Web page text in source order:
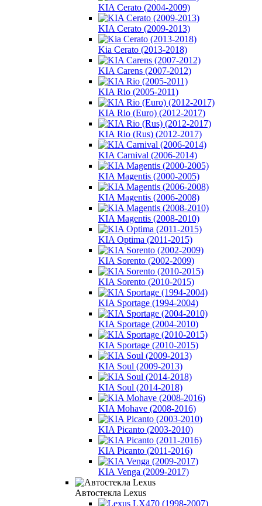
KIA Cerato (2004-2009)
KIA Cerato (2009-2013)
Kia Cerato (2013-2018)
KIA Carens (2007-2012)
KIA Rio (2005-2011)
KIA Rio (Euro) (2012-2017)
KIA Rio (Rus) (2012-2017)
KIA Carnival (2006-2014)
KIA Magentis (2000-2005)
KIA Magentis (2006-2008)
KIA Magentis (2008-2010)
KIA Optima (2011-2015)
KIA Sorento (2002-2009)
KIA Sorento (2010-2015)
KIA Sportage (1994-2004)
KIA Sportage (2004-2010)
KIA Sportage (2010-2015)
KIA Soul (2009-2013)
KIA Soul (2014-2018)
KIA Mohave (2008-2016)
KIA Picanto (2003-2010)
KIA Picanto (2011-2016)
KIA Venga (2009-2017)
Автостекла Lexus